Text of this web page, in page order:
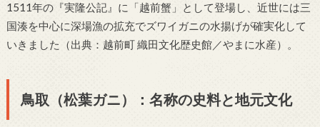
1511年の『実隆公記』に「越前蟹」として登場し、近世には三
国湊を中心に深場漁の拡充でズワイガニの水揚げが確実化して
いきました（出典：越前町 織田文化歴史館／やまに水産）。
鳥取（松葉ガニ）：名称の史料と地元文化